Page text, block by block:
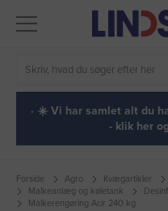
· ☀️ Vi har samlet alt du
- klik her
Forside Agro Kvægartikler
Malkeanlæg og køletank
Malkerengøring Acir 240 kg